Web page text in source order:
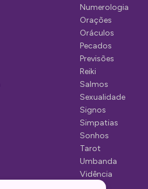
Numerologia
Orações
Oráculos
Pecados
Previsões
Reiki
Salmos
Sexualidade
Signos
Simpatias
Sonhos
Tarot
Umbanda
Vidência